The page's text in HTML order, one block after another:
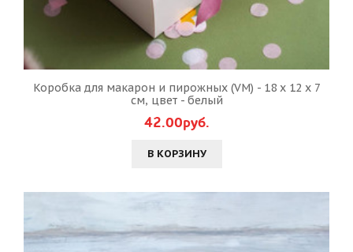
Коробка для макарон и пирожных (VM) - 18 х 12 х 7
см, цвет - белый
42.00руб.
В КОРЗИНУ